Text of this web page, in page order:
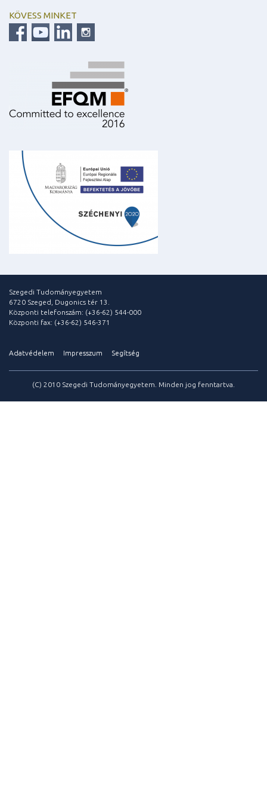
KÖVESS MINKET
Szegedi Tudományegyetem
6720 Szeged, Dugonics tér 13.
Központi telefonszám: (+36-62) 544-000
Központi fax: (+36-62) 546-371
Adatvédelem Impresszum Segítség
(C) 2010 Szegedi Tudományegyetem. Minden jog fenntartva.